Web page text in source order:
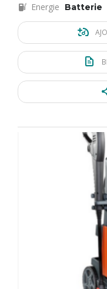
Energie Batterie